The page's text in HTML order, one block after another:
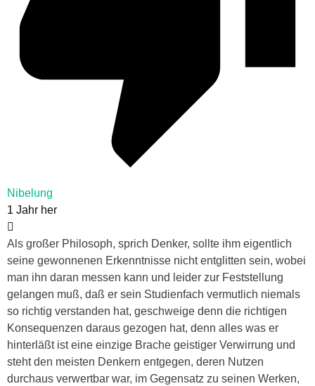
Nibelung
1 Jahr her
Als großer Philosoph, sprich Denker, sollte ihm eigentlich
seine gewonnenen Erkenntnisse nicht entglitten sein, wobei
man ihn daran messen kann und leider zur Feststellung
gelangen muß, daß er sein Studienfach vermutlich niemals
so richtig verstanden hat, geschweige denn die richtigen
Konsequenzen daraus gezogen hat, denn alles was er
hinterläßt ist eine einzige Brache geistiger Verwirrung und
steht den meisten Denkern entgegen, deren Nutzen
durchaus verwertbar war, im Gegensatz zu seinen Werken,